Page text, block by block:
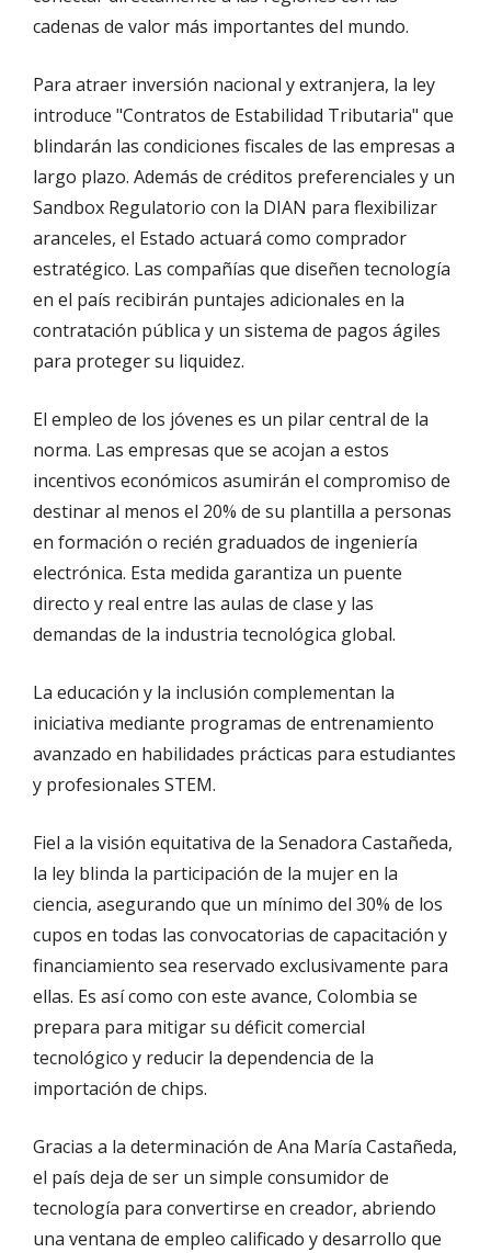
cadenas de valor más importantes del mundo.
Para atraer inversión nacional y extranjera, la ley
introduce "Contratos de Estabilidad Tributaria" que
blindarán las condiciones fiscales de las empresas a
largo plazo. Además de créditos preferenciales y un
Sandbox Regulatorio con la DIAN para flexibilizar
aranceles, el Estado actuará como comprador
estratégico. Las compañías que diseñen tecnología
en el país recibirán puntajes adicionales en la
contratación pública y un sistema de pagos ágiles
para proteger su liquidez.
El empleo de los jóvenes es un pilar central de la
norma. Las empresas que se acojan a estos
incentivos económicos asumirán el compromiso de
destinar al menos el 20% de su plantilla a personas
en formación o recién graduados de ingeniería
electrónica. Esta medida garantiza un puente
directo y real entre las aulas de clase y las
demandas de la industria tecnológica global.
La educación y la inclusión complementan la
iniciativa mediante programas de entrenamiento
avanzado en habilidades prácticas para estudiantes
y profesionales STEM.
Fiel a la visión equitativa de la Senadora Castañeda,
la ley blinda la participación de la mujer en la
ciencia, asegurando que un mínimo del 30% de los
cupos en todas las convocatorias de capacitación y
financiamiento sea reservado exclusivamente para
ellas. Es así como con este avance, Colombia se
prepara para mitigar su déficit comercial
tecnológico y reducir la dependencia de la
importación de chips.
Gracias a la determinación de Ana María Castañeda,
el país deja de ser un simple consumidor de
tecnología para convertirse en creador, abriendo
una ventana de empleo calificado y desarrollo que